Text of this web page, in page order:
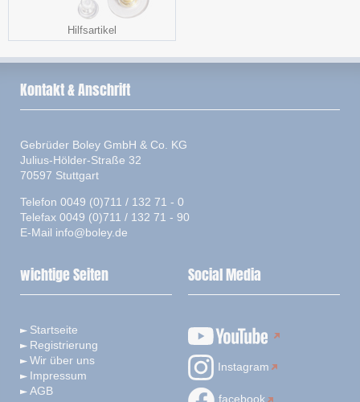
Hilfsartikel
Kontakt & Anschrift
Gebrüder Boley GmbH & Co. KG
Julius-Hölder-Straße 32
70597 Stuttgart
Telefon 0049 (0)711 / 132 71 - 0
Telefax 0049 (0)711 / 132 71 - 90
E-Mail info@boley.de
wichtige Seiten
Startseite
Registrierung
Wir über uns
Impressum
AGB
Social Media
Instagram
facebook